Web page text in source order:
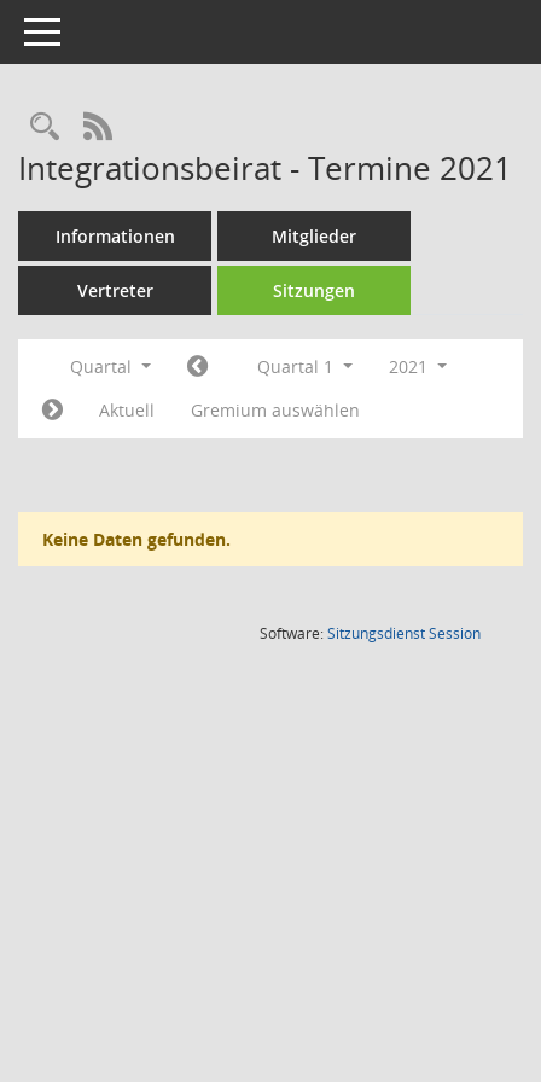
Toggle navigation
Rechercheauswahl
RSS-Feed
Integrationsbeirat - Termine 2021
Informationen Mitglieder
Vertreter Sitzungen
Quartal Quartal 1
2021
Aktuell
Gremium auswählen
Keine Daten gefunden.
Software:SitzungsdienstSession(Wird in